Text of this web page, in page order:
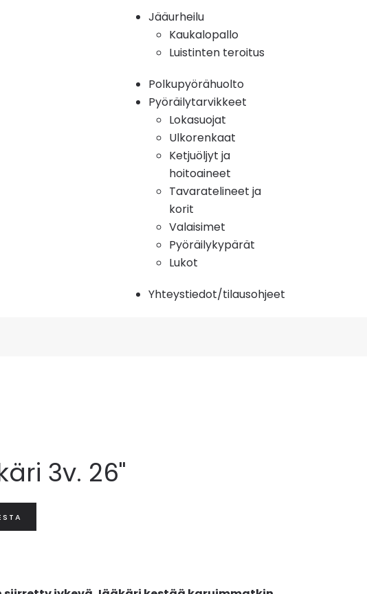
Jääurheilu
Kaukalopallo
Luistinten teroitus
Polkupyörähuolto
Pyöräilytarvikkeet
Lokasuojat
Ulkorenkaat
Ketjuöljyt ja
hoitoaineet
Tavaratelineet ja
korit
Valaisimet
Pyöräilykypärät
Lukot
Yhteystiedot/tilausohjeet
3v. 26"